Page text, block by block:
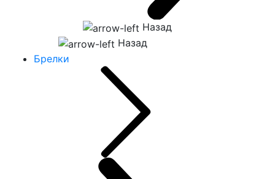
Назад
Назад
Брелки